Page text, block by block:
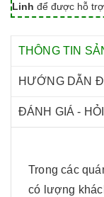
Linh để được hỗ
THÔNG TIN
HƯỚNG DẪN
ĐÁNH GIÁ -
Trong các
có lượng